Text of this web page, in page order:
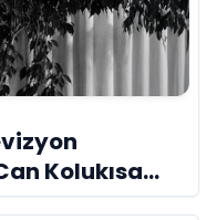
Kolukısa